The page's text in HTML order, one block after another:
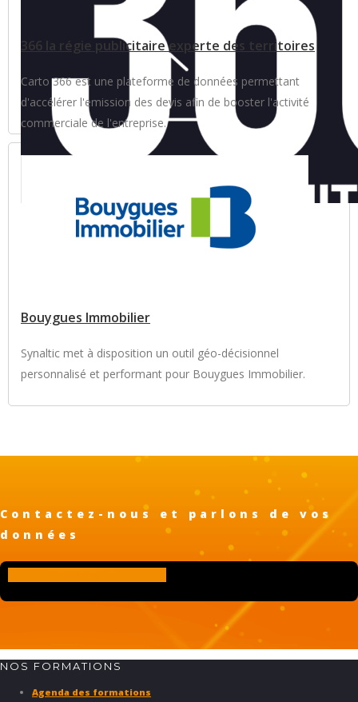
366 la régie publicitaire experte des territoires
Carto 366 est une plateforme de données permettant
d'accélérer l'emission des devis afin de booster l'activité
commerciale de l'entreprise.
Bouygues Immobilier
Synaltic met à disposition un outil géo-décisionnel
personnalisé et performant pour Bouygues Immobilier.
Contactez-nous et parlons de vos
données
NOS FORMATIONS
Agenda des formations